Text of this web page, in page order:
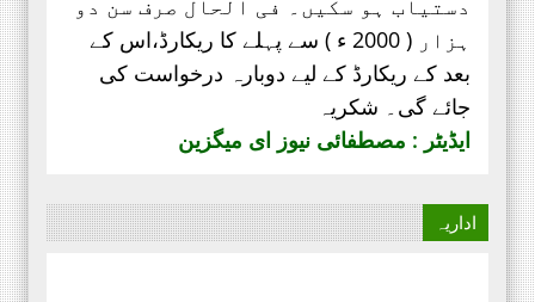
ہزار ( 2000 ء ) سے پہلے کا ریکارڈ،
اس کے
بعد کے ریکارڈ کے لیے دوبارہ درخواست کی
جائے گی۔ شکریہ
ایڈیٹر : مصطفائی نیوز ای میگزین
اداریہ